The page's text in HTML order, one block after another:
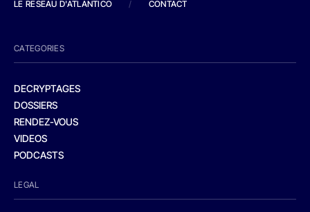
LE RESEAU D'ATLANTICO
/ CONTACT
CATEGORIES
DECRYPTAGES
DOSSIERS
RENDEZ-VOUS
VIDEOS
PODCASTS
LEGAL